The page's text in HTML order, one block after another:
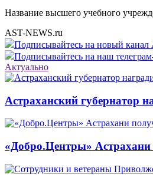
Название высшего учебного
AST-NEWS.ru
Подписывайтесь на новый
Подписывайтесь на наш
Актуально
Астраханский губернатор
«Добро.Центры» Астрахани